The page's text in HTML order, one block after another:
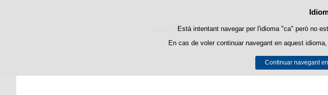
Aquest lloc web utilitza cookies pròpies per facilitar la
Podeu obtenir més informació
Acceptar
Està intentant navegar per l'idioma "ca" però no
En cas de voler continuar navegant en aquest
Continuar navegant